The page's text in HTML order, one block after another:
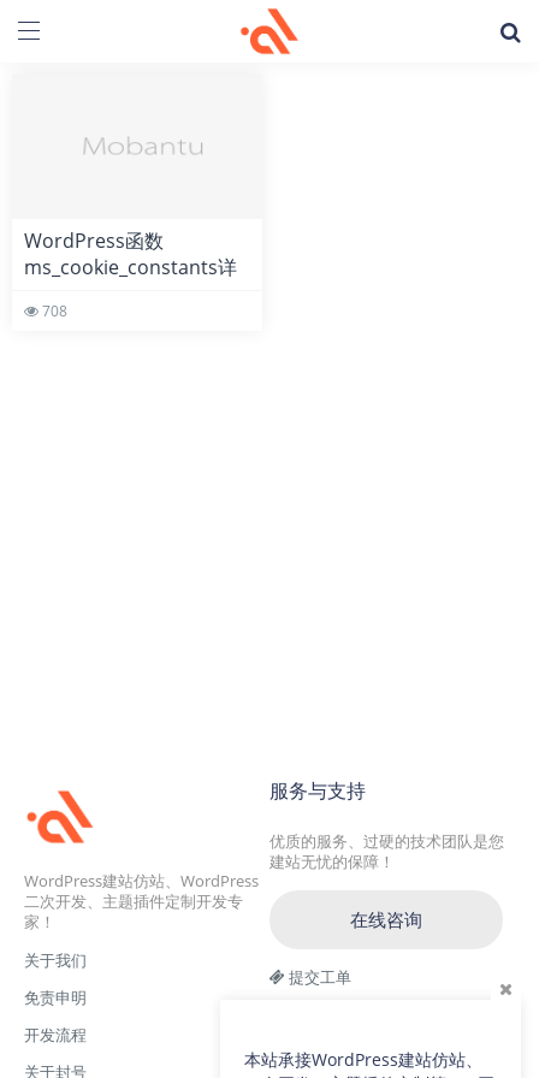
WordPress函数
ms_cookie_constants详
708
WordPress建站仿站、WordPress
二次开发、主题插件定制开发专
家！
关于我们
免责申明
开发流程
关于封号
服务与支持
优质的服务、过硬的技术团队是您
建站无忧的保障！
在线咨询
提交工单
交流二群：64786792
本站承接WordPress建站仿站、